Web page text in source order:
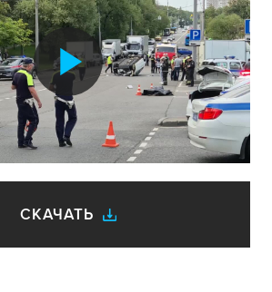
видео
СКАЧАТЬ